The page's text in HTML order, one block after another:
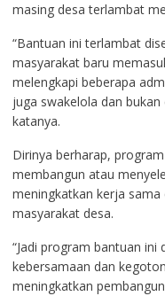
masing desa terlambat
“Bantuan ini terlambat
masyarakat baru
melengkapi beberapa
juga swakelola dan
katanya.
Dirinya berharap,
membangun atau
meningkatkan kerja
masyarakat desa.
“Jadi program bantuan
kebersamaan dan
meningkatkan